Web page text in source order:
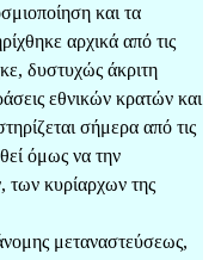
και τα
αρχικά από τις
δυστυχώς άκριτη
εθνικών κρατών και
σήμερα από τις
όμως να την
των κυρίαρχων της
μεταναστεύσεως,